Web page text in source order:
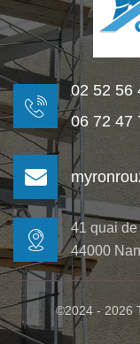
02 52 56
06 72 47
41 quai
44000
©2024 - 2026